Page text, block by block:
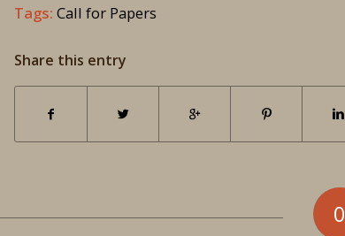
Tags: Call for Papers
Share this entry
0